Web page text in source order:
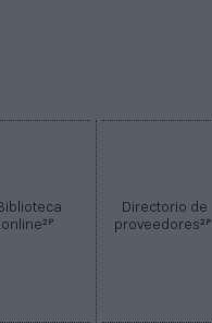
online2P
Directorio de
proveedores2P